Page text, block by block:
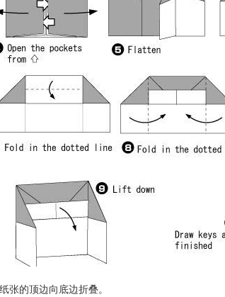
张的顶边向底边折叠。